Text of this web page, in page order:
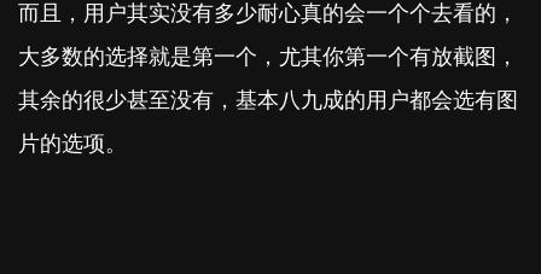
而且，用户其实没有多少耐心真的会一个个去看的，
大多数的选择就是第一个，尤其你第一个有放截图，
其余的很少甚至没有，基本八九成的用户都会选有图
片的选项。